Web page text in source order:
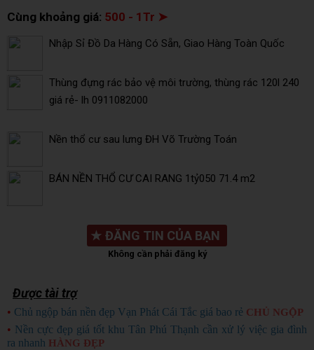
Cùng khoảng giá: 500 - 1Tr ➤
Nhập Sỉ Đồ Da Hàng Có Sẵn, Giao Hàng Toàn Quốc
Thùng đựng rác bảo vệ môi trường, thùng rác 120l 240
giá rẻ- lh 0911082000
Nền thổ cư sau lưng ĐH Võ Trường Toán
BÁN NỀN THỔ CƯ CAI RANG 1tỷ050 71.4 m2
★ ĐĂNG TIN CỦA BẠN
Không cần phải đăng ký
Được tài trợ
• Chủ ngộp bán nền đẹp Vạn Phát Cái Tắc giá bao rẻ CHỦ NGỘP
• Nền cực đẹp giá tốt khu Tân Phú Thạnh cần xử lý việc gia đình
ra nhanh HÀNG ĐẸP